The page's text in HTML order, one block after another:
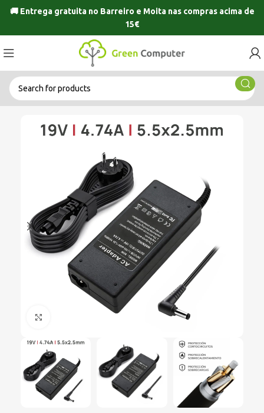
🚚 Entrega gratuita no Barreiro e Moitanas compras acima de
15€
Click to enlarge